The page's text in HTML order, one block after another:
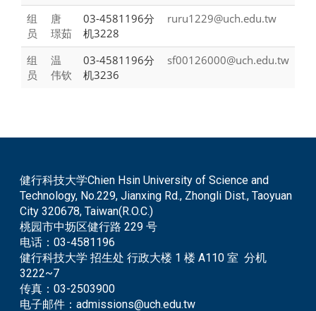
组
员
唐
璟茹
03-4581196分
机3228
ruru1229@uch.edu.tw
组
员
温
伟钦
03-4581196分
机3236
sf00126000@uch.edu.tw
健行科技大学Chien Hsin University of Science and
Technology, No.229, Jianxing Rd., Zhongli Dist., Taoyuan
City 320678, Taiwan(R.O.C.)
桃园市中坜区健行路 229 号
电话：03-4581196
健行科技大学 招生处 行政大楼 1 楼 A110 室 分机
3222~7
传真：03-2503900
电子邮件：admissions@uch.edu.tw